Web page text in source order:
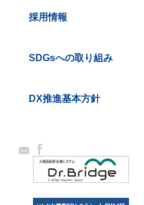
採用情報
SDGsへの取り組み
DX推進基本方針